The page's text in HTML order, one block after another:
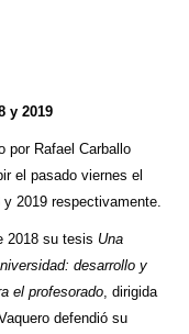
y 2019
por Rafael Carballo
el pasado viernes el
2019 respectivamente.
2018 su tesis Una
desarrollo y
el profesorado , dirigida
defendió su